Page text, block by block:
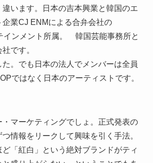
います。日本の吉本興業と韓国のエ
企業CJ ENMによる合弁会社の
インメント所属。 韓国芸能事務所と
です。
。でも日本の法人でメンバーは全員
ではなく日本のアーティストです。
・マーケティングでしょ。正式発表の
情報をリークして興味を引く手法。
「紅白」という絶対ブランドがティ